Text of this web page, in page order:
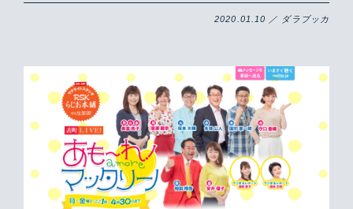
2020.01.10 ／ ダラブッカ